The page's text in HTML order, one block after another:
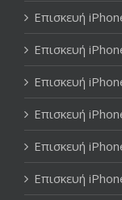
Επισκευή
Επισκευή
Επισκευή
Επισκευή
Επισκευή
Επισκευή